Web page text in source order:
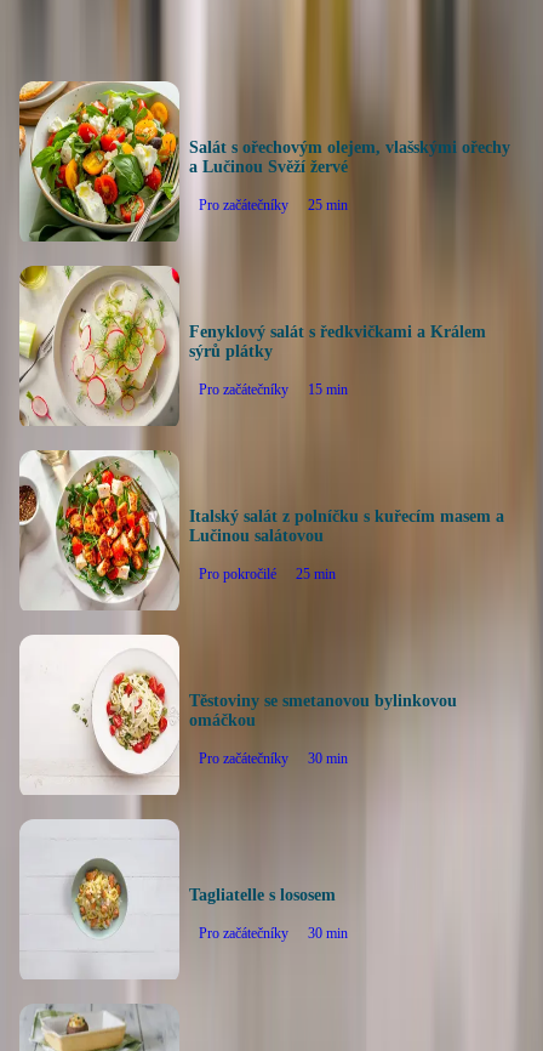
Salát s ořechovým olejem, vlašskými ořechy
a Lučinou Svěží žervé
Pro začátečníky 25 min
Fenyklový salát s ředkvičkami a Králem
sýrů plátky
Pro začátečníky 15 min
Italský salát z polníčku s kuřecím masem a
Lučinou salátovou
Pro pokročilé 25 min
Těstoviny se smetanovou bylinkovou
omáčkou
Pro začátečníky 30 min
Tagliatelle s lososem
Pro začátečníky 30 min